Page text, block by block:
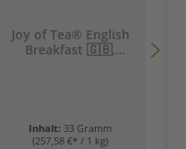
Joy of Tea® English
Breakfast 🇬🇧,
Inhalt: 33 Gramm
(257,58 €* / 1 kg)